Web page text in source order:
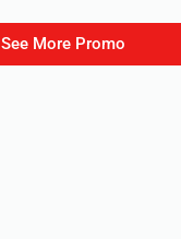
See More Promo